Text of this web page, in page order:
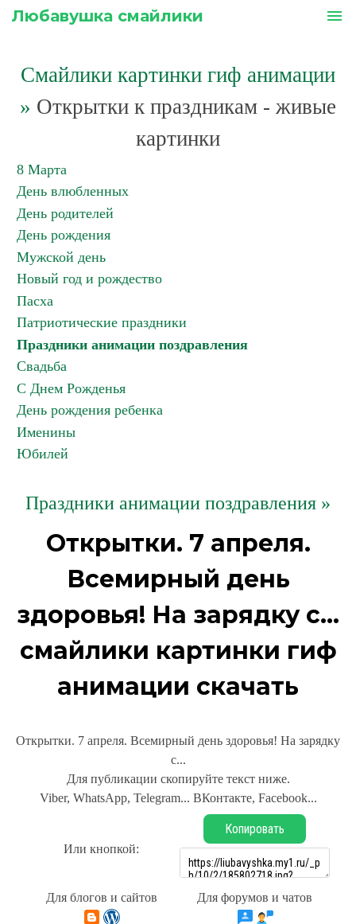
Любавушка смайлики menu
Смайлики картинки гиф анимации
» Открытки к праздникам - живые
картинки
8 Марта
День влюбленных
День родителей
День рождения
Мужской день
Новый год и рождество
Пасха
Патриотические праздники
Праздники анимации поздравления
Свадьба
С Днем Рожденья
День рождения ребенка
Именины
Юбилей
Праздники анимации поздравления »
Открытки. 7 апреля.
Всемирный день
здоровья! На зарядку с...
смайлики картинки гиф
анимации скачать
Открытки. 7 апреля. Всемирный день здоровья! На зарядку
с...
Для публикации скопируйте текст ниже.
Viber, WhatsApp, Telegram... ВКонтакте, Facebook...
Или кнопкой:
Копировать
Для блогов и сайтов Для форумов и чатов